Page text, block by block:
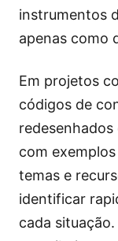
instrumentos
apenas como
Em projetos
códigos de
redesenhados
com
temas e
identificar
cada